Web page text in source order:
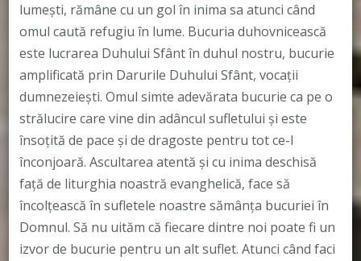
lumeşti, rămâne cu un gol în inima sa atunci când
omul caută refugiu în lume. Bucuria duhovnicească
este lucrarea Duhului Sfânt în duhul nostru, bucurie
amplificată prin Darurile Duhului Sfânt, vocații
dumnezeiești. Omul simte adevărata bucurie ca pe o
strălucire care vine din adâncul sufletului şi este
însoţită de pace şi de dragoste pentru tot ce-l
înconjoară. Ascultarea atentă şi cu inima deschisă
față de liturghia noastră evanghelică, face să
încolţească în sufletele noastre sămânţa bucuriei în
Domnul. Să nu uităm că fiecare dintre noi poate fi un
izvor de bucurie pentru un alt suflet. Atunci când faci